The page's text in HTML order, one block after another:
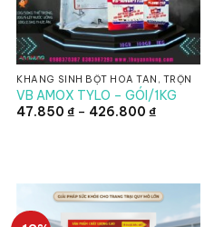
KHÁNG SINH BỘT HÒA TAN, TRỘN
VB AMOX TYLO – GÓI/1KG
47.850₫ – 426.800₫Khoảng